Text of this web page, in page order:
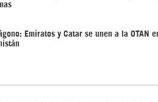
Emiratos y Catar se unen a la OTAN